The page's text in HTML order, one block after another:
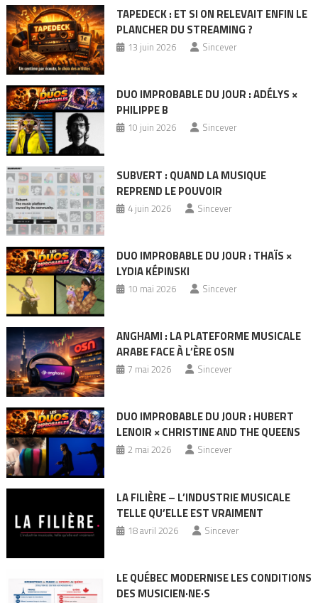
TAPEDECK : ET SI ON RELEVAIT ENFIN LE
PLANCHER DU STREAMING ?
13 juin 2026 Sincever
DUO IMPROBABLE DU JOUR : ADÉLYS ×
PHILIPPE B
10 juin 2026 Sincever
SUBVERT : QUAND LA MUSIQUE
REPREND LE POUVOIR
4 juin 2026 Sincever
DUO IMPROBABLE DU JOUR : THAÏS ×
LYDIA KÉPINSKI
10 mai 2026 Sincever
ANGHAMI : LA PLATEFORME MUSICALE
ARABE FACE À L’ÈRE OSN
7 mai 2026 Sincever
DUO IMPROBABLE DU JOUR : HUBERT
LENOIR × CHRISTINE AND THE QUEENS
2 mai 2026 Sincever
LA FILIÈRE – L’INDUSTRIE MUSICALE
TELLE QU’ELLE EST VRAIMENT
18 avril 2026 Sincever
LE QUÉBEC MODERNISE LES CONDITIONS
DES MUSICIEN·NE·S